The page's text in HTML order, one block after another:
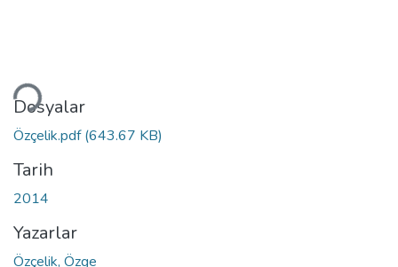
Dosyalar
Özçelik.pdf(643.67 KB)
Tarih
2014
Yazarlar
Özçelik, Özge